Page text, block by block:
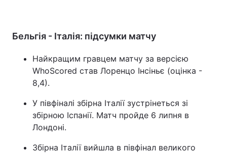
Бельгія - Італія: підсумки матчу
Найкращим гравцем матчу за версією
WhoScored став Лоренцо Інсіньє (оцінка -
8,4).
У півфіналі збірна Італії зустрінеться зі
збірною Іспанії. Матч пройде 6 липня в
Лондоні.
Збірна Італії вийшла в півфінал великого